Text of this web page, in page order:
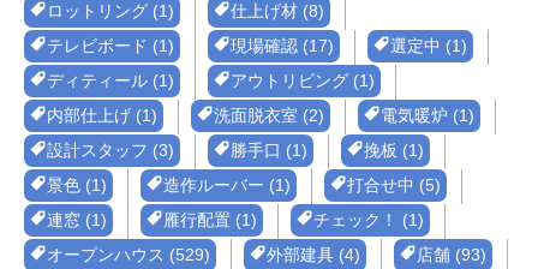
ロットリング (1)
仕上げ材 (8)
テレビボード (1)
現場確認 (17)
選定中 (1)
ディティール (1)
アウトリビング (1)
内部仕上げ (1)
洗面脱衣室 (2)
電気暖炉 (1)
設計スタッフ (3)
勝手口 (1)
挽板 (1)
景色 (1)
造作ルーバー (1)
打合せ中 (5)
連窓 (1)
雁行配置 (1)
チェック！ (1)
オープンハウス (529)
外部建具 (4) 店舗 (93)